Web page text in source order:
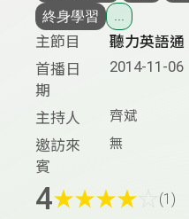
終身學習
...
主節目
聽力英語通
首播日
期
2014-11-06
主持人 齊斌
邀訪來
賓
無
4★★★★ (1)